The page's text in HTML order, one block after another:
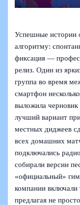
Успешные истории
алгоритму:
фиксация —
релиз. Один из
группа во время
смартфон
выложила
лучший вариант
местных диджеев
всех домашних
подключались
собирали версии
«официальный»
компании включали
предлагая не